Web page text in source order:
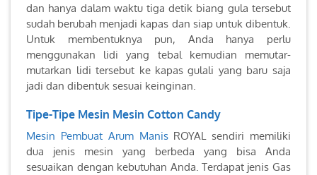
dan hanya dalam waktu tiga detik biang gula tersebut
sudah berubah menjadi kapas dan siap untuk dibentuk.
Untuk membentuknya pun, Anda hanya perlu
menggunakan lidi yang tebal kemudian memutar-
mutarkan lidi tersebut ke kapas gulali yang baru saja
jadi dan dibentuk sesuai keinginan.
Tipe-Tipe Mesin Mesin Cotton Candy
Mesin Pembuat Arum ManisROYAL sendiri memiliki
dua jenis mesin yang berbeda yang bisa Anda
sesuaikan dengan kebutuhan Anda. Terdapat jenis Gas